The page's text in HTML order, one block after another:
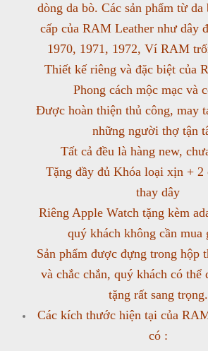
dòng da bò. Các sản phẩm từ da
cấp của RAM Leather như dây
1970, 1971, 1972, Ví RAM
Thiết kế riêng và đặc biệt của
Phong cách mộc mạc và
Được hoàn thiện thủ công, may
những người thợ tận
Tất cả đều là hàng new,
Tặng đầy đủ Khóa loại xịn + 2
thay dây
Riêng Apple Watch tặng kèm
quý khách không cần mua
Sản phẩm được đựng trong hộp
và chắc chắn, quý khách có thể
tặng rất sang trọng.
Các kích thước hiện tại của
có :